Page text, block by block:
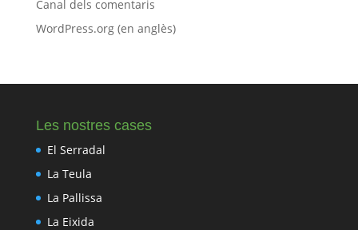
Canal dels comentaris
WordPress.org (en anglès)
Les nostres cases
El Serradal
La Teula
La Pallissa
La Eixida